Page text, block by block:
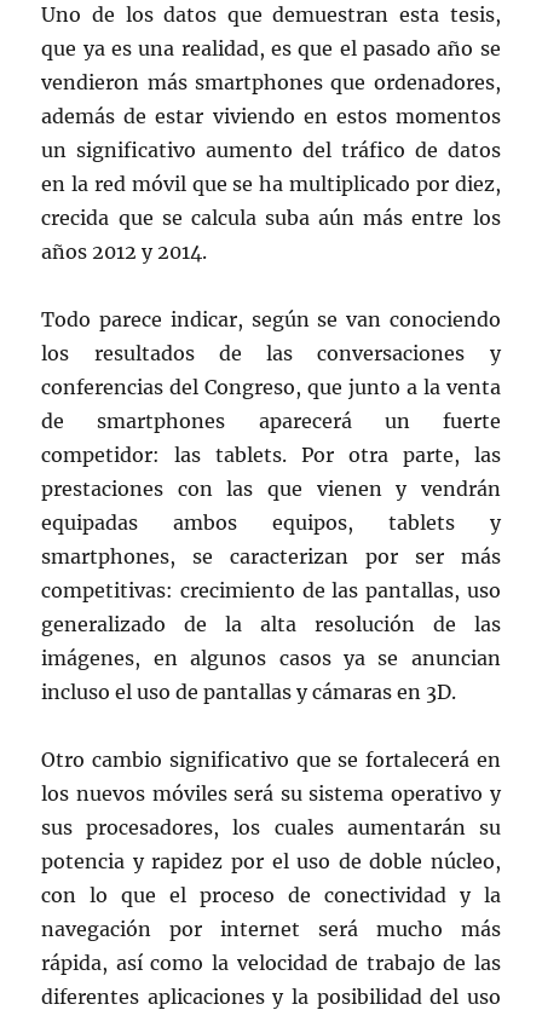
Uno de los datos que demuestran esta tesis,
que ya es una realidad, es que el pasado año se
vendieron más smartphones que ordenadores,
además de estar viviendo en estos momentos
un significativo aumento del tráfico de datos
en la red móvil que se ha multiplicado por diez,
crecida que se calcula suba aún más entre los
años 2012 y 2014.
Todo parece indicar, según se van conociendo
los resultados de las conversaciones y
conferencias del Congreso, que junto a la venta
de smartphones aparecerá un fuerte
competidor: las tablets. Por otra parte, las
prestaciones con las que vienen y vendrán
equipadas ambos equipos, tablets y
smartphones, se caracterizan por ser más
competitivas: crecimiento de las pantallas, uso
generalizado de la alta resolución de las
imágenes, en algunos casos ya se anuncian
incluso el uso de pantallas y cámaras en 3D.
Otro cambio significativo que se fortalecerá en
los nuevos móviles será su sistema operativo y
sus procesadores, los cuales aumentarán su
potencia y rapidez por el uso de doble núcleo,
con lo que el proceso de conectividad y la
navegación por internet será mucho más
rápida, así como la velocidad de trabajo de las
diferentes aplicaciones y la posibilidad del uso